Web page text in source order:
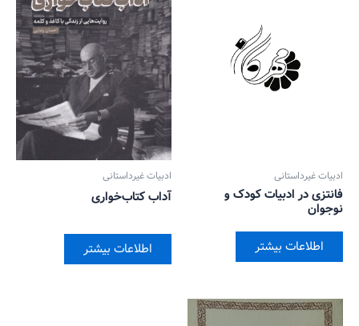
ادبیات غیرداستانی
فانتزی در ادبیات کودک و
نوجوان
اطلاعات بیشتر
ادبیات غیرداستانی
آداب کتاب‌خواری
اطلاعات بیشتر